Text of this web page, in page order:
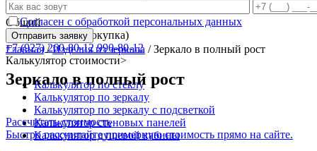
Общий
(просчёт, замер, покупка)
+7 (927) 260-80-12990-80-12
Калькулятор стоимости>
Калькулятор по стеклу
Калькулятор по зеркалу
Калькулятор по зеркалу с подсветкой
Калькулятор стеновых панелей
Калькулятор душевой кабины
Согласен с обработкой персональных данных
Главная/Изделия из зеркала /Зеркало в полный рост
Зеркало в полный рост
Рассчитать стоимость
Быстро рассчитайте примерную стоимость прямо на сайте.